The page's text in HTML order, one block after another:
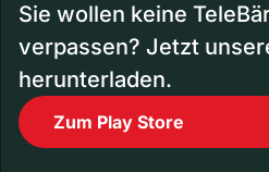
Sie wollen keine
verpassen? Jetzt
herunterladen.
Zum Play Store